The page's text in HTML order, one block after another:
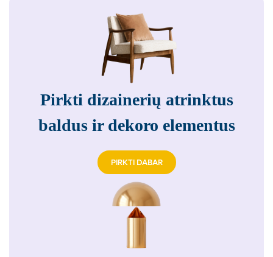
Pirkti dizainerių atrinktus
baldus ir dekoro elementus
PIRKTI DABAR